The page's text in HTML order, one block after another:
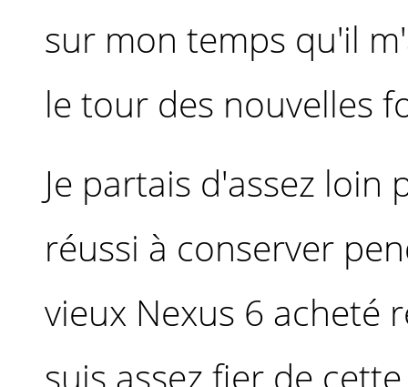
sur mon temps qu'il
le tour des nouvelles
Je partais d'assez
réussi à conserver
vieux Nexus 6 acheté
suis assez fier de